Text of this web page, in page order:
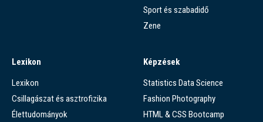
Sport és szabadidő
Zene
Lexikon
Lexikon
Csillagászat és asztrofizika
Élettudományok
Képzések
Statistics Data Science
Fashion Photography
HTML & CSS Bootcamp